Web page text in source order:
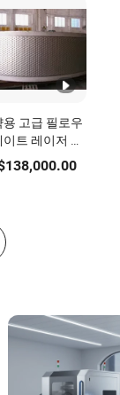
용 고급 필로우
트 레이저 용
비
138,000.00